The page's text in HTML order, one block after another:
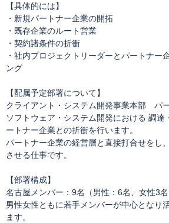
【具体的には】
・新規パートナー企業の開拓
・既存企業のルート営業
・契約諸条件の折衝
・社内プロジェクトリーダーとパートナー
ング
【配属予定部署について】
クライアント・システム開発事業本部 パ
ソフトウェア・システム開発における 調達
ートナー企業との折衝を行います。
パートナー企業の経営層と直接打合せをし
させる仕事です。
【部署構成】
名古屋メンバー：9名（男性：6名、女性3名
男性女性ともに若手メンバーが中心となり
ます。